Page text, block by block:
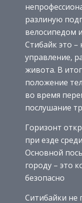
разлиную
велосипедом
Стибайк это –
управление,
живота. В
положение
во время
послушание
Горизонт
при езде
Основной
городу – это
безопасно
Ситибайки не